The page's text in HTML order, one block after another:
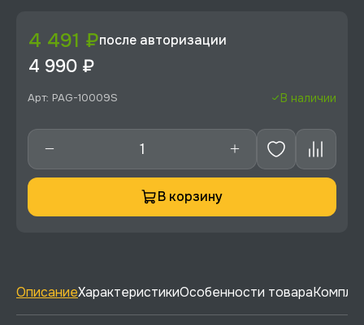
4 491 ₽после авторизации
4 990 ₽
Арт: PAG-10009S В наличии
В корзину
ОписаниеХарактеристикиОсобенности товара